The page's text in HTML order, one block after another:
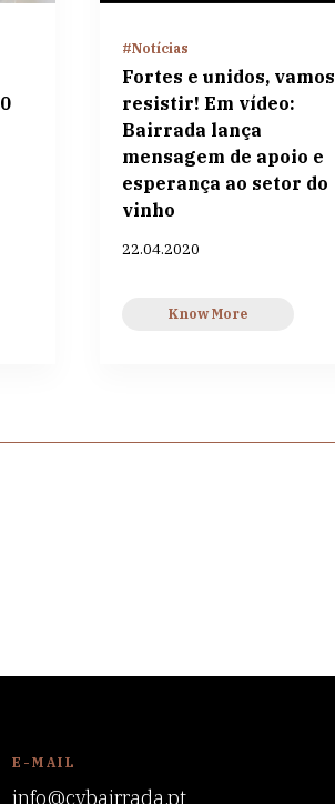
#Notícias
Fortes e unidos, vamos
resistir! Em vídeo:
Bairrada lança
mensagem de apoio e
esperança ao setor do
vinho
22.04.2020
Know More
E-MAIL
info@cvbairrada.pt